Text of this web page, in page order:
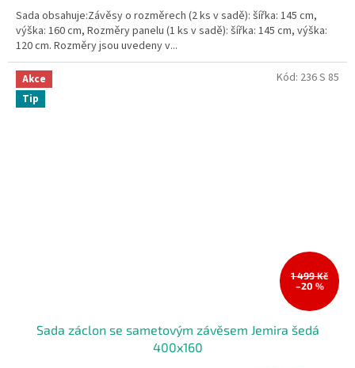
Sada obsahuje:Závěsy o rozměrech (2 ks v sadě): šířka: 145 cm,
výška: 160 cm, Rozměry panelu (1 ks v sadě): šířka: 145 cm, výška:
120 cm. Rozměry jsou uvedeny v...
Akce
Tip
1 499 Kč
–20 %
Sada záclon se sametovým závěsem Jemira šedá
400x160
Kód: 236 S 85